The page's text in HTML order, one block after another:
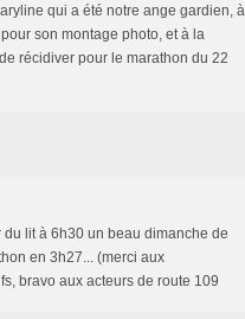
qui a été notre ange gardien, à
son montage photo, et à la
récidiver pour le marathon du 22
lit à 6h30 un beau dimanche de
en 3h27... (merci aux
bravo aux acteurs de route 109